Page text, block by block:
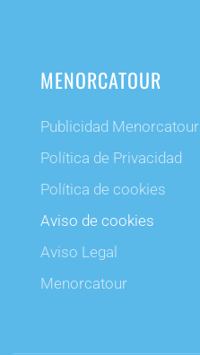
MENORCATOUR
Publicidad Menorcatour
Política de Privacidad
Política de cookies
Aviso de cookies
Aviso Legal
Menorcatour